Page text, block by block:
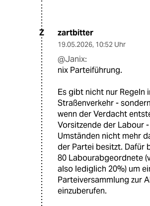
Z zartbitter
19.05.2026, 10:52 Uhr
@Janix:
nix Parteiführung.
Es gibt nicht nur Regeln
Straßenverkehr -
wenn der Verdacht
Vorsitzende der Labour
Umständen nicht mehr
der Partei besitzt. Dafür
80 Labourabgeordnete
also lediglich 20%) um
Parteiversammlung zur
einzuberufen.